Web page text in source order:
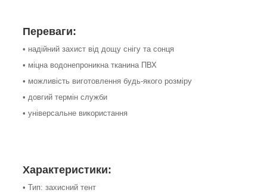
Переваги:
• надійний захист від дощу снігу та сонця
• міцна водонепроникна тканина ПВХ
• можливість виготовлення будь-якого розміру
• довгий термін служби
• універсальне використання
Характеристики:
• Тип: захисний тент